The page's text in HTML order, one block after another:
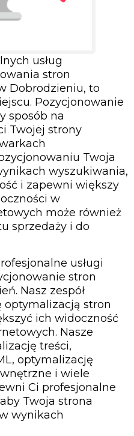
usług
stron
Dobrodzieniu, to
Pozycjonowanie
sposób na
Twojej strony
Twoja
wyszukiwania,
i zapewni większy
w
może również
sprzedaży i do
usługi
stron
Nasz zespół
optymalizacją stron
ich widoczność
Nasze
treści,
optymalizację
i wiele
Ci profesjonalne
Twoja strona
wynikach